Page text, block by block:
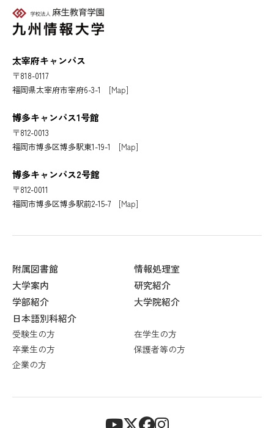
太宰府キャンパス
〒818-0117
福岡県太宰府市宰府6-3-1 [Map]
博多キャンパス1号館
〒812-0013
福岡市博多区博多駅東1-19-1 [Map]
博多キャンパス2号館
〒812-0011
福岡市博多区博多駅前2-15-7 [Map]
附属図書館
情報処理室
大学案内
研究紹介
学部紹介
大学院紹介
日本語別科紹介
受験生の方
在学生の方
卒業生の方
保護者等の方
企業の方